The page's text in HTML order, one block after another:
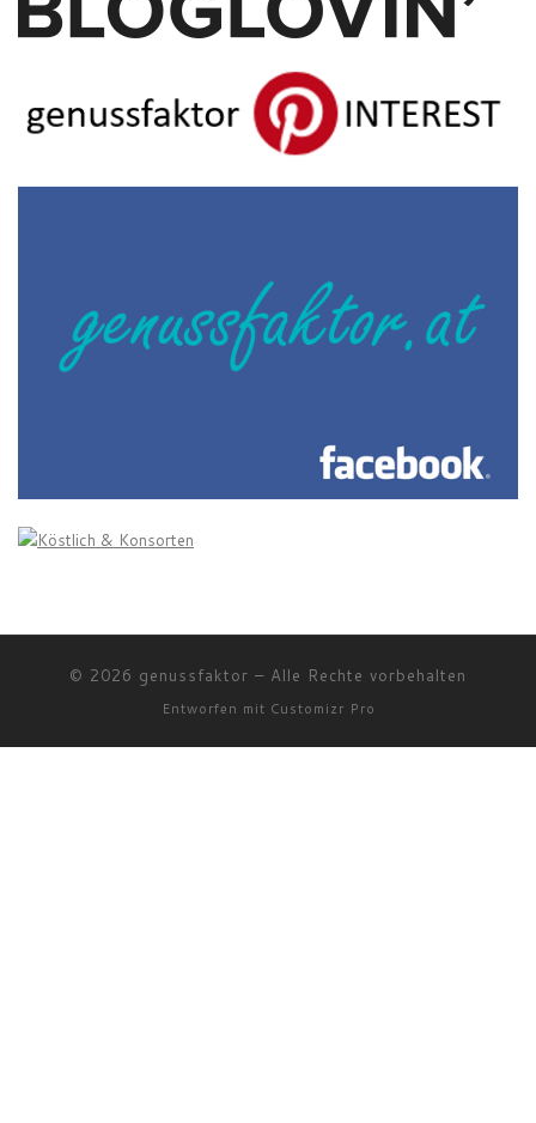
© 2026 genussfaktor – Alle Rechte vorbehalten
Entworfen mit Customizr Pro